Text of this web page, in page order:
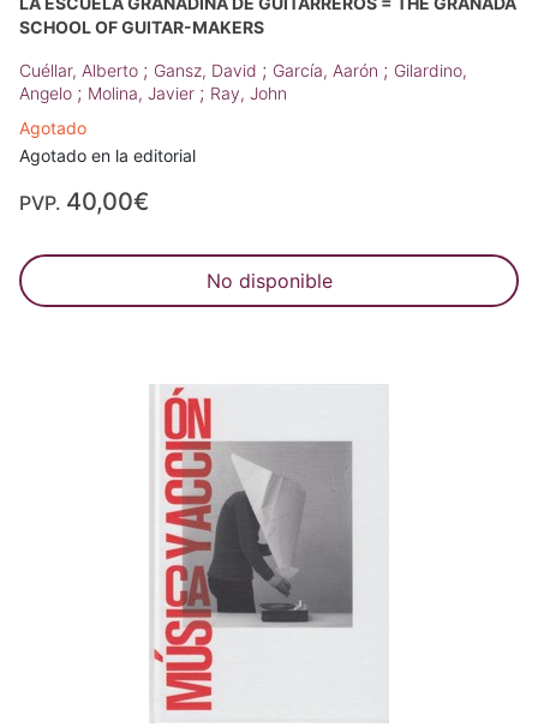
SCHOOL OF GUITAR-MAKERS
Cuéllar, Alberto ; Gansz, David ; García, Aarón ; Gilardino,
Angelo ; Molina, Javier ; Ray, John
Agotado
Agotado en la editorial
PVP. 40,00€
No disponible